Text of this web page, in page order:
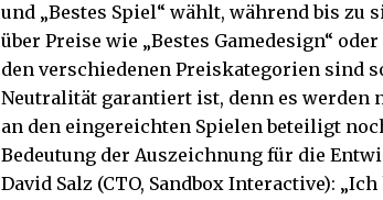
und „Bestes Spiel“ wählt, während bis zu
über Preise wie „Bestes Gamedesign“
den verschiedenen Preiskategorien sind
Neutralität garantiert ist, denn es werden
an den eingereichten Spielen beteiligt
Bedeutung der Auszeichnung für die
David Salz (CTO, Sandbox Interactive):